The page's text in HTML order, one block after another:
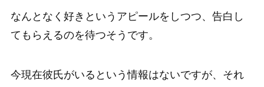
なんとなく好きというアピールをしつつ、告白し
てもらえるのを待つそうです。
今現在彼氏がいるという情報はないですが、それ